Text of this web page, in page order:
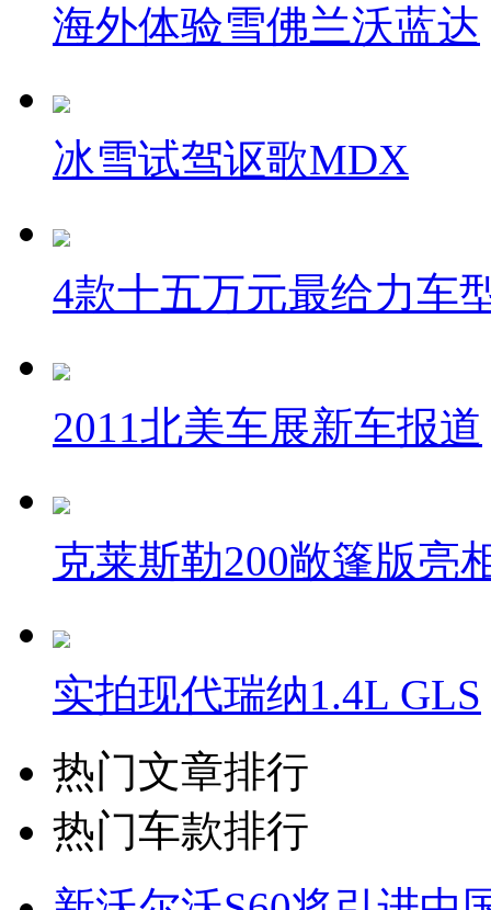
海外体验雪佛兰沃蓝达
冰雪试驾讴歌MDX
4款十五万元最给力车
2011北美车展新车报道
克莱斯勒200敞篷版亮
实拍现代瑞纳1.4L GLS
热门文章排行
热门车款排行